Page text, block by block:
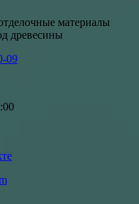
материалы
древесины
09